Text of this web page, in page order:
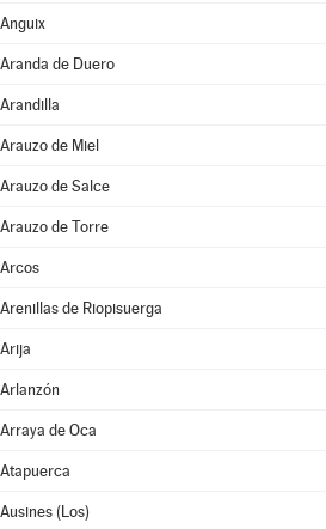
Anguix
Aranda de Duero
Arandilla
Arauzo de Miel
Arauzo de Salce
Arauzo de Torre
Arcos
Arenillas de Riopisuerga
Arija
Arlanzón
Arraya de Oca
Atapuerca
Ausines (Los)